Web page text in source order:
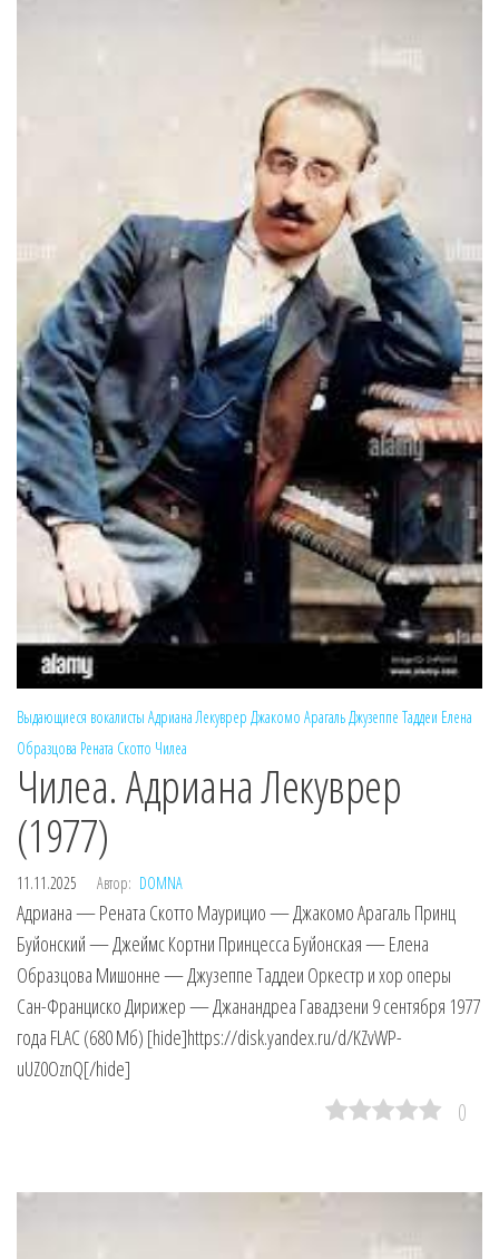
Выдающиеся вокалисты Адриана Лекуврер Джакомо АрагальДжузеппе Таддеи Елена
Образцова Рената Скотто Чилеа
Чилеа. Адриана Лекуврер
(1977)
11.11.2025 Автор: DOMNA
Адриана — Рената Скотто Маурицио — Джакомо Арагаль Принц
Буйонский — Джеймс Кортни Принцесса Буйонская — Елена
Образцова Мишонне — Джузеппе Таддеи Оркестр и хор оперы
Сан-Франциско Дирижер — Джанандреа Гавадзени 9 сентября 1977
года FLAC (680 Мб) [hide]https://disk.yandex.ru/d/KZvWP-
uUZ0OznQ[/hide]
0